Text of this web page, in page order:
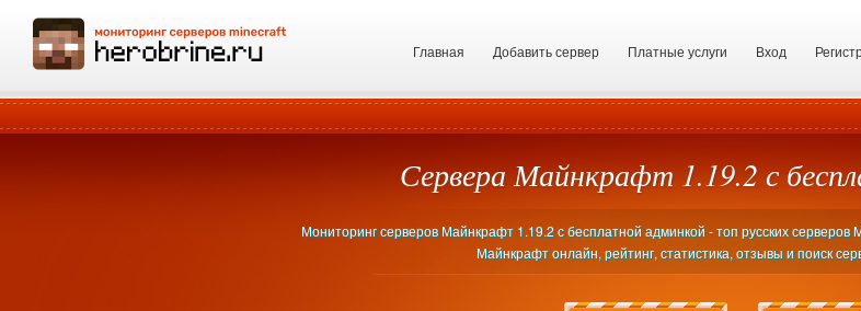
Главная Добавить сервер Платные услуги Вход
Сервера Майнкрафт 1.19.2 с
Мониторинг серверов Майнкрафт 1.19.2 с бесплатной админкой - топ русских серверов
Майнкрафт онлайн, рейтинг, статистика, отзывы и поиск